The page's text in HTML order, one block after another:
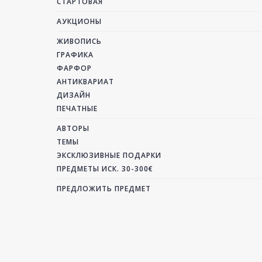
АУКЦИОНЫ
ЖИВОПИСЬ
ГРАФИКА
ФАРФОР
АНТИКВАРИАТ
ДИЗАЙН
ПЕЧАТНЫЕ
АВТОРЫ
ТЕМЫ
ЭКСКЛЮЗИВНЫЕ ПОДАРКИ
ПРЕДМЕТЫ ИСК. 30-300€
ПРЕДЛОЖИТЬ ПРЕДМЕТ